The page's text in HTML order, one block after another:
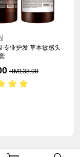
专业护发 草本敏感头
RM138.00